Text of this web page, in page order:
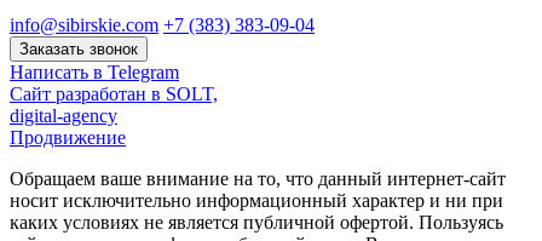
info@sibirskie.com +7 (383) 383-09-04
Заказать звонок
Написать в Telegram
Сайт разработан в SOLT,
digital-agency
Продвижение
Обращаем ваше внимание на то, что данный интернет-сайт
носит исключительно информационный характер и ни при
каких условиях не является публичной офертой. Пользуясь